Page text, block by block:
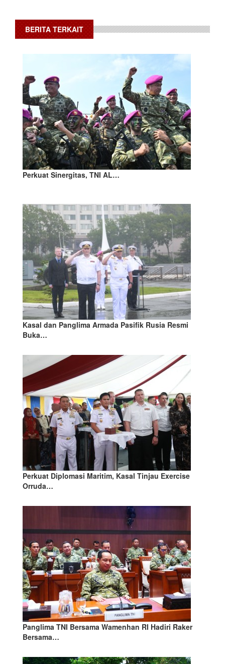
BERITA TERKAIT
Perkuat Sinergitas, TNI AL…
Kasal dan Panglima Armada Pasifik Rusia Resmi
Buka…
Perkuat Diplomasi Maritim, Kasal Tinjau Exercise
Orruda…
Panglima TNI Bersama Wamenhan RI Hadiri Raker
Bersama…